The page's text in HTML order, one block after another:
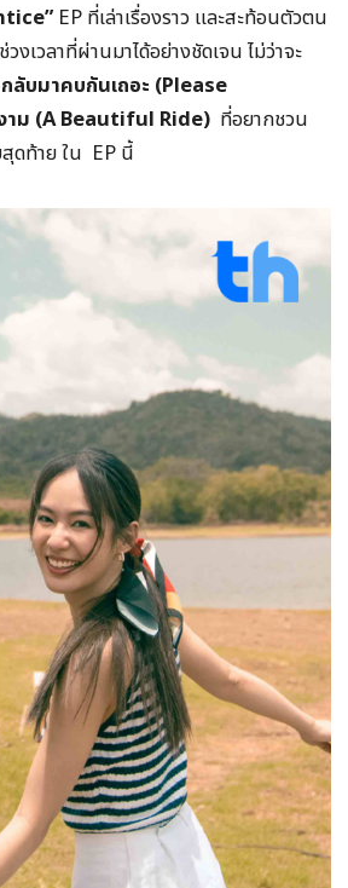
EP ที่เล่าเรื่องราว และสะท้อนตัวตน
งเวลาที่ผ่านมาได้อย่างชัดเจน ไม่ว่าจะ
กลับมาคบกันเถอะ (Please
าม (A Beautiful Ride) ที่อยากชวน
ดท้าย ใน EP นี้